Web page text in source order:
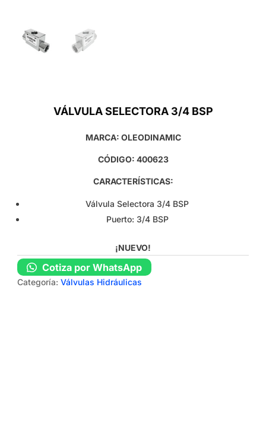
VÁLVULA SELECTORA 3/4 BSP
MARCA: OLEODINAMIC
CÓDIGO: 400623
CARACTERÍSTICAS:
Válvula Selectora 3/4 BSP
Puerto: 3/4 BSP
¡NUEVO!
Cotiza por WhatsApp
Categoría:Válvulas Hidráulicas